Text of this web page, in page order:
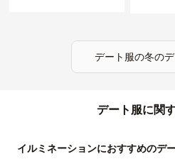
デート服の冬の
デート服に関
イルミネーションにおすすめのデ